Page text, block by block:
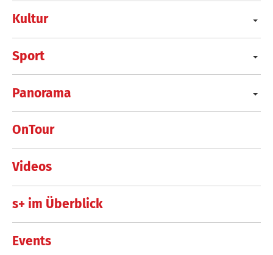
Kultur
Sport
Panorama
OnTour
Videos
s+ im Überblick
Events